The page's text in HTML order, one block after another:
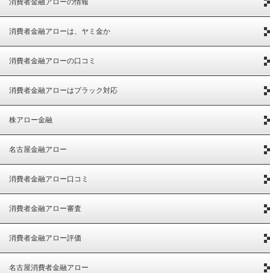
消費者金融アローの情報
消費者金融アローは、ヤミ金か
消費者金融アローの口コミ
消費者金融アローはブラック対応
株アロー金融
名古屋金融アロー
消費者金融アロー口コミ
消費者金融アロー審査
消費者金融アロー評価
名古屋消費者金融アロー